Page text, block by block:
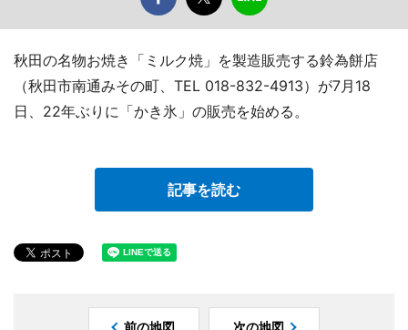
秋田の名物お焼き「ミルク焼」を製造販売する鈴為餅店
（秋田市南通みその町、TEL 018-832-4913）が7月18
日、22年ぶりに「かき氷」の販売を始める。
記事を読む